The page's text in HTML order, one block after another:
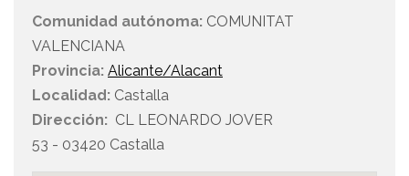
Comunidad autónoma: COMUNITAT
VALENCIANA
Provincia: Alicante/Alacant
Localidad: Castalla
Dirección: CL LEONARDO JOVER
53 - 03420 Castalla